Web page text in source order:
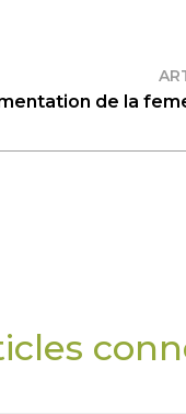
de la